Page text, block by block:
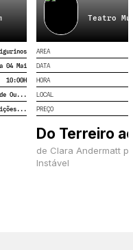
04 Mai
10:00H
Ou...
Teatro
AREA
DATA
HORA
LOCAL
PREÇO
Do Terreiro
de Clara Andermatt
Instável